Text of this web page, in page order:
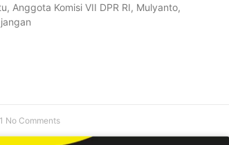
Anggota Komisi VII DPR RI, Mulyanto,
No Comments